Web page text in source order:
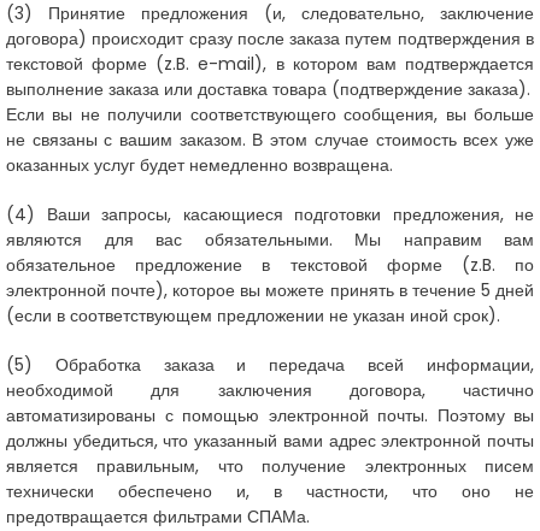
(3) Принятие предложения (и, следовательно, заключение
договора) происходит сразу после заказа путем подтверждения в
текстовой форме (z.B. e-mail), в котором вам подтверждается
выполнение заказа или доставка товара (подтверждение заказа).
Если вы не получили соответствующего сообщения, вы больше
не связаны с вашим заказом. В этом случае стоимость всех уже
оказанных услуг будет немедленно возвращена.
(4) Ваши запросы, касающиеся подготовки предложения, не
являются для вас обязательными. Мы направим вам
обязательное предложение в текстовой форме (z.B. по
электронной почте), которое вы можете принять в течение 5 дней
(если в соответствующем предложении не указан иной срок).
(5) Обработка заказа и передача всей информации,
необходимой для заключения договора, частично
автоматизированы с помощью электронной почты. Поэтому вы
должны убедиться, что указанный вами адрес электронной почты
является правильным, что получение электронных писем
технически обеспечено и, в частности, что оно не
предотвращается фильтрами СПАМа.